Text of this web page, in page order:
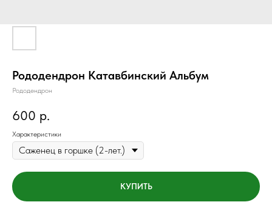
Рододендрон Катавбинский Альбум
Рододендрон
600 р.
Характеристики
КУПИТЬ